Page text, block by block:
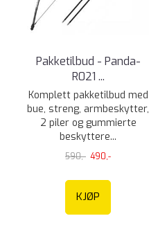
Pakketilbud - Panda-
R021 ...
Komplett pakketilbud med
bue, streng, armbeskytter,
2 piler og gummierte
beskyttere...
590,- 490,-
KJØP